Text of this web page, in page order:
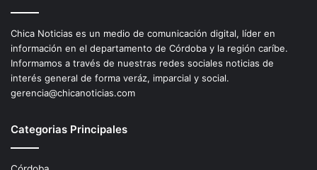
Chica Noticias es un medio de comunicación digital, líder en
información en el departamento de Córdoba y la región caríbe.
Informamos a través de nuestras redes sociales noticias de
interés general de forma veráz, imparcial y social.
gerencia@chicanoticias.com
Categorias Principales